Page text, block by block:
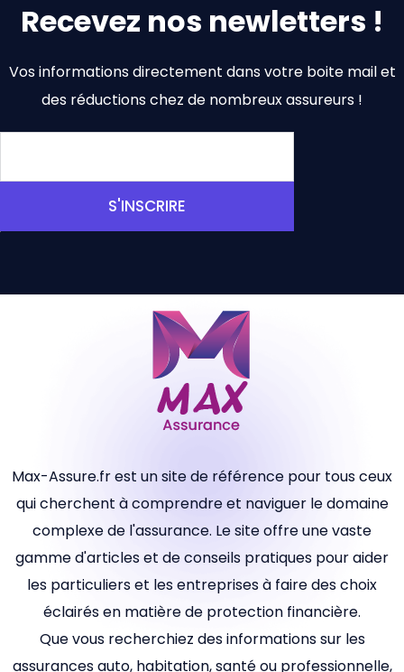
Recevez nos newletters !
Vos informations directement dans votre boite mail et
des réductions chez de nombreux assureurs !
S'INSCRIRE
Max-Assure.fr est un site de référence pour tous ceux
qui cherchent à comprendre et naviguer le domaine
complexe de l'assurance. Le site offre une vaste
gamme d'articles et de conseils pratiques pour aider
les particuliers et les entreprises à faire des choix
éclairés en matière de protection financière.
Que vous recherchiez des informations sur les
assurances auto, habitation, santé ou professionnelle,